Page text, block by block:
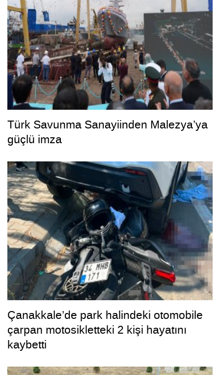
Türk Savunma Sanayiinden Malezya’ya
güçlü imza
Çanakkale’de park halindeki otomobile
çarpan motosikletteki 2 kişi hayatını
kaybetti